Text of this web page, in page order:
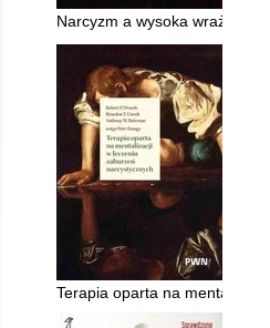
Narcyzm a wysoka wrażliwość
Terapia oparta na